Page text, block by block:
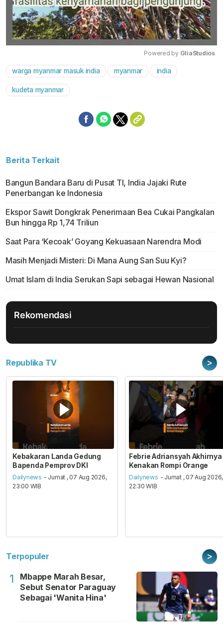
Powered by GliaStudios
warga myanmar masuk india myanmar india
kudeta myanmar
Berita Terkait
Bangun Bandara Baru di Pusat TI, India Jajaki Rute
Penerbangan ke Indonesia
Ekspor Sawit Dongkrak Penerimaan Bea Cukai Pangkalan
Bun hingga Rp 1,74 Triliun
Saat Para ‘Kecoak’ Goyang Kekuasaan Narendra Modi
Masih Menjadi Misteri: Di Mana Aung San Suu Kyi?
Umat Islam di India Serukan Sapi sebagai Hewan Nasional
Rekomendasi
Republika TV >
Kebakaran Landa Gedung
Bapenda Pemprov DKI
Dailynews - Jumat , 07 Aug 2026,
23:00 WIB
Febrie Adriansyah Akhirnya
Kenakan Rompi Orange
Dailynews - Jumat , 07 Aug 2026,
22:30 WIB
Terpopuler >
1
Mbappe Marah Besar,
Sebut Senator Paraguay
Sebagai 'Wanita Hina'